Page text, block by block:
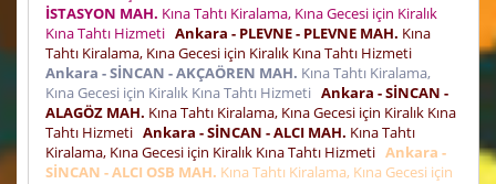
İSTASYON MAH. Kına Tahtı Kiralama, Kına Gecesi için Kiralık
Kına Tahtı Hizmeti Ankara - PLEVNE - PLEVNE MAH. Kına
Tahtı Kiralama, Kına Gecesi için Kiralık Kına Tahtı Hizmeti
Ankara - SİNCAN - AKÇAÖREN MAH. Kına Tahtı Kiralama,
Kına Gecesi için Kiralık Kına Tahtı Hizmeti Ankara - SİNCAN -
ALAGÖZ MAH. Kına Tahtı Kiralama, Kına Gecesi için Kiralık Kına
Tahtı Hizmeti Ankara - SİNCAN - ALCI MAH. Kına Tahtı
Kiralama, Kına Gecesi için Kiralık Kına Tahtı Hizmeti Ankara -
SİNCAN - ALCI OSB MAH. Kına Tahtı Kiralama, Kına Gecesi için